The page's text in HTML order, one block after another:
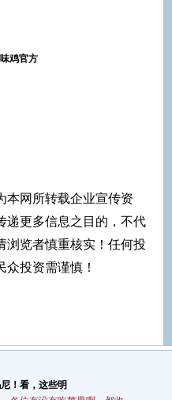
鸡官方
本网所转载企业宣传资
递更多信息之目的，不代
浏览者慎重核实！任何投
投资需谨慎！
！看，这些明